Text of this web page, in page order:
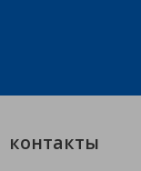
контакты